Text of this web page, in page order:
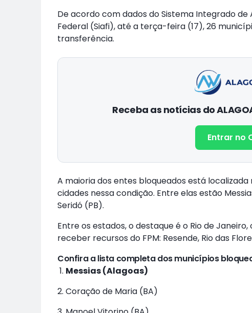
De acordo com dados do Sistema Integrado
Federal (Siafi), até a terça-feira (17), 26
transferência.
Receba as notícias do
Entrar no
A maioria dos entes bloqueados está
cidades nessa condição. Entre elas estão
Seridó (PB).
Entre os estados, o destaque é o Rio de
receber recursos do FPM: Resende, Rio das
Confira a lista completa dos municípios
Messias (Alagoas)
Coração de Maria (BA)